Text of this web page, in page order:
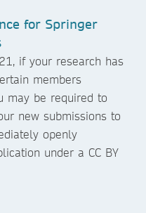
for Springer
if your research has
members
may be required to
new submissions to
openly
under a CC BY